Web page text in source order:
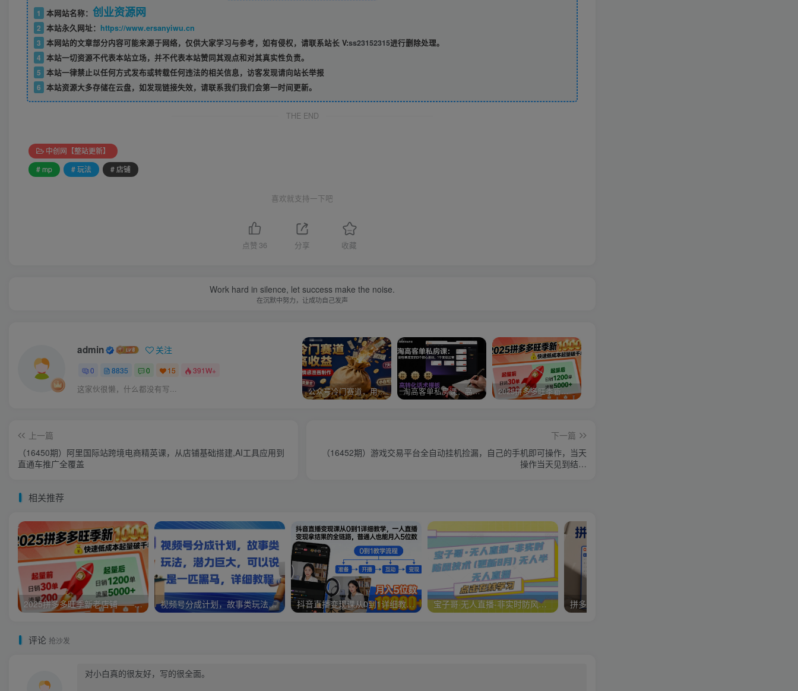
1 本网站名称： 创业资源网
2 本站永久网址： https://www.ersanyiwu.cn
3 本网站的文章部分内容可能来源于网络，仅供大家学习与参考，如有侵权，请联系站长 V:ss23152315进行删除处理。
4 本站一切资源不代表本站立场，并不代表本站赞同其观点和对其真实性负责。
5 本站一律禁止以任何方式发布或转载任何违法的相关信息，访客发现请向站长举报
6 本站资源大多存储在云盘，如发现链接失效，请联系我们我们会第一时间更新。
THE END
中创网【整站更新】
# mp
# 玩法 # 店铺
喜欢就支持一下吧
点赞 36 分享 收藏
Work hard in silence, let success make the noise.
在沉默中努力，让成功自己发声
admin 关注
0 8835 0 15 391W+
这家伙很懒，什么都没有写... 公众号冷门赛道，用AI做情感漫画，7天开通流量主，操作简单，小白可玩 淘高客单私房课：高客单成交的3个核心基础，1个实操法宝 2025拼多多旺季新老店铺——快速低成本起量破千单
上一篇
（16450期）阿里国际站跨境电商精英课，从店铺基础搭建,AI工具应用到
直通车推广全覆盖
下一篇
（16452期）游戏交易平台全自动挂机捡漏，自己的手机即可操作，当天
操作当天见到结…
相关推荐
2025拼多多旺季新老店铺——快速低成本起量破千单 视频号分成计划，故事类玩法，潜力巨大，可以说是一匹黑马，详细教程 抖音直播变现课从0到1详细教学，一人直播变现拿结果的全链路，普通人也能月入5位数 宝子哥·无人直播-非实时防风技术(更新25年9月)无人半无人直播
评论 抢沙发